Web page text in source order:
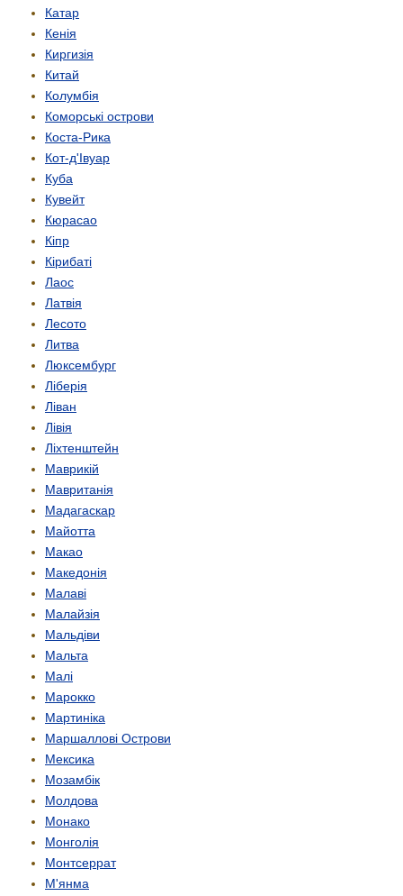
Катар
Кенія
Киргизія
Китай
Колумбія
Коморські острови
Коста-Рика
Кот-д'Івуар
Куба
Кувейт
Кюрасао
Кіпр
Кірибаті
Лаос
Латвія
Лесото
Литва
Люксембург
Ліберія
Ліван
Лівія
Ліхтенштейн
Маврикій
Мавританія
Мадагаскар
Майотта
Макао
Македонія
Малаві
Малайзія
Мальдіви
Мальта
Малі
Марокко
Мартиніка
Маршаллові Острови
Мексика
Мозамбік
Молдова
Монако
Монголія
Монтсеррат
М'янма